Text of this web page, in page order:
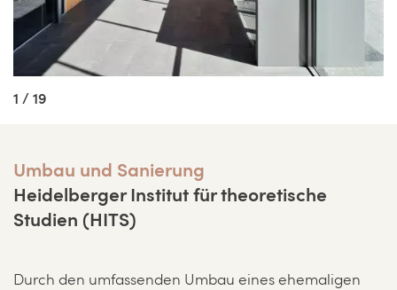
1 / 19
Umbau und Sanierung
Heidelberger Institut für theoretische
Studien (HITS)
Durch den umfassenden Umbau eines ehemaligen